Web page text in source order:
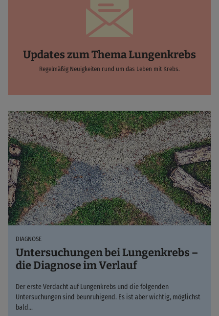
Updates zum Thema Lungenkrebs
Regelmäßig Neuigkeiten rund um das Leben mit Krebs.
DIAGNOSE
Untersuchungen bei Lungenkrebs –
die Diagnose im Verlauf
Der erste Verdacht auf Lungenkrebs und die folgenden
Untersuchungen sind beunruhigend. Es ist aber wichtig, möglichst
bald…